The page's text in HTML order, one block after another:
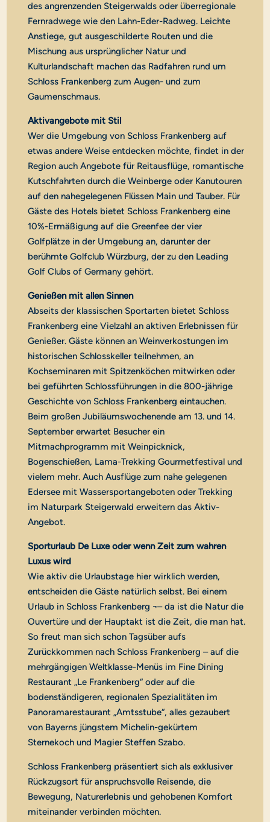
des angrenzenden Steigerwalds oder überregionale
Fernradwege wie den Lahn-Eder-Radweg. Leichte
Anstiege, gut ausgeschilderte Routen und die
Mischung aus ursprünglicher Natur und
Kulturlandschaft machen das Radfahren rund um
Schloss Frankenberg zum Augen- und zum
Gaumenschmaus.
Aktivangebote mit Stil
Wer die Umgebung von Schloss Frankenberg auf
etwas andere Weise entdecken möchte, findet in der
Region auch Angebote für Reitausflüge, romantische
Kutschfahrten durch die Weinberge oder Kanutouren
auf den nahegelegenen Flüssen Main und Tauber. Für
Gäste des Hotels bietet Schloss Frankenberg eine
10%-Ermäßigung auf die Greenfee der vier
Golfplätze in der Umgebung an, darunter der
berühmte Golfclub Würzburg, der zu den Leading
Golf Clubs of Germany gehört.
Genießen mit allen Sinnen
Abseits der klassischen Sportarten bietet Schloss
Frankenberg eine Vielzahl an aktiven Erlebnissen für
Genießer. Gäste können an Weinverkostungen im
historischen Schlosskeller teilnehmen, an
Kochseminaren mit Spitzenköchen mitwirken oder
bei geführten Schlossführungen in die 800-jährige
Geschichte von Schloss Frankenberg eintauchen.
Beim großen Jubiläumswochenende am 13. und 14.
September erwartet Besucher ein
Mitmachprogramm mit Weinpicknick,
Bogenschießen, Lama-Trekking Gourmetfestival und
vielem mehr. Auch Ausflüge zum nahe gelegenen
Edersee mit Wassersportangeboten oder Trekking
im Naturpark Steigerwald erweitern das Aktiv-
Angebot.
Sporturlaub De Luxe oder wenn Zeit zum wahren
Luxus wird
Wie aktiv die Urlaubstage hier wirklich werden,
entscheiden die Gäste natürlich selbst. Bei einem
Urlaub in Schloss Frankenberg ¬– da ist die Natur die
Ouvertüre und der Hauptakt ist die Zeit, die man hat.
So freut man sich schon Tagsüber aufs
Zurückkommen nach Schloss Frankenberg – auf die
mehrgängigen Weltklasse-Menüs im Fine Dining
Restaurant „Le Frankenberg“ oder auf die
bodenständigeren, regionalen Spezialitäten im
Panoramarestaurant „Amtsstube“, alles gezaubert
von Bayerns jüngstem Michelin-gekürtem
Sternekoch und Magier Steffen Szabo.
Schloss Frankenberg präsentiert sich als exklusiver
Rückzugsort für anspruchsvolle Reisende, die
Bewegung, Naturerlebnis und gehobenen Komfort
miteinander verbinden möchten.